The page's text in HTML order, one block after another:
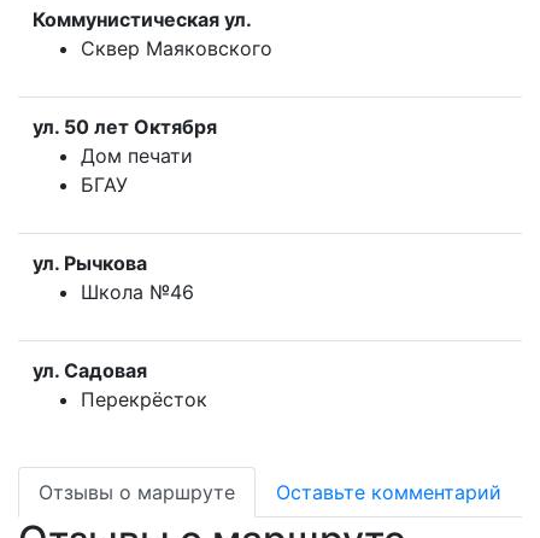
Коммунистическая ул.
Сквер Маяковского
ул. 50 лет Октября
Дом печати
БГАУ
ул. Рычкова
Школа №46
ул. Садовая
Перекрёсток
Отзывы о маршруте Оставьте комментарий